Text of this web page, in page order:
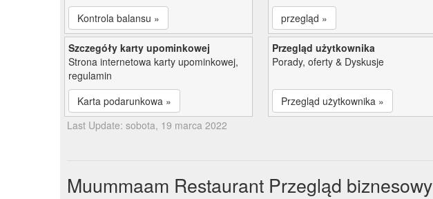
Kontrola balansu » przegląd »
Szczegóły karty upominkowej
Strona internetowa karty upominkowej,
regulamin
Karta podarunkowa »
Przegląd użytkownika
Porady, oferty & Dyskusje
Przegląd użytkownika »
Last Update: sobota, 19 marca 2022
Muummaam Restaurant Przegląd biznesowy